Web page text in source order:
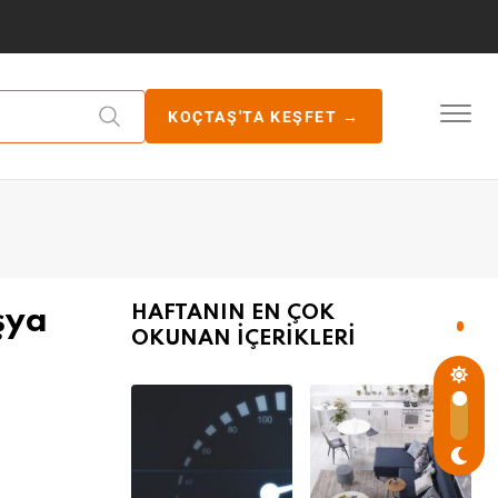
KOÇTAŞ'TA KEŞFET →
HAFTANIN EN ÇOK
OKUNAN İÇERİKLERİ